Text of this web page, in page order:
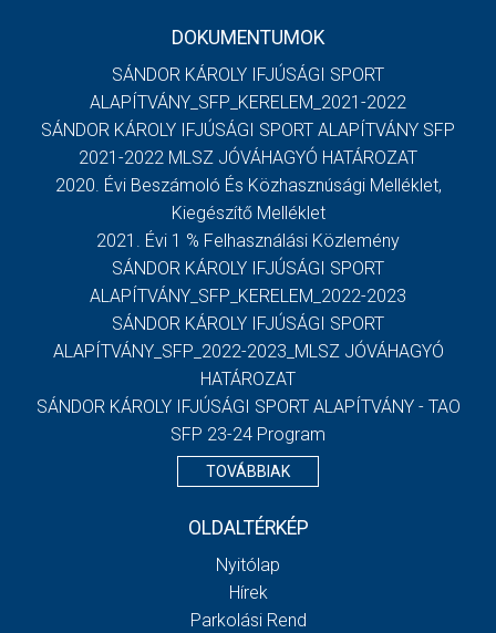
DOKUMENTUMOK
SÁNDOR KÁROLY IFJÚSÁGI SPORT
ALAPÍTVÁNY_SFP_KERELEM_2021-2022
SÁNDOR KÁROLY IFJÚSÁGI SPORT ALAPÍTVÁNY SFP
2021-2022 MLSZ JÓVÁHAGYÓ HATÁROZAT
2020. Évi Beszámoló És Közhasznúsági Melléklet,
Kiegészítő Melléklet
2021. Évi 1 % Felhasználási Közlemény
SÁNDOR KÁROLY IFJÚSÁGI SPORT
ALAPÍTVÁNY_SFP_KERELEM_2022-2023
SÁNDOR KÁROLY IFJÚSÁGI SPORT
ALAPÍTVÁNY_SFP_2022-2023_MLSZ JÓVÁHAGYÓ
HATÁROZAT
SÁNDOR KÁROLY IFJÚSÁGI SPORT ALAPÍTVÁNY - TAO
SFP 23-24 Program
TOVÁBBIAK
OLDALTÉRKÉP
Nyitólap
Hírek
Parkolási Rend